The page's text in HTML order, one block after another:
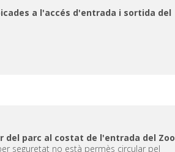
a l'accés d'entrada i sortida del
del parc al costat de l'entrada del Zoo
seguretat no està permès circular pel